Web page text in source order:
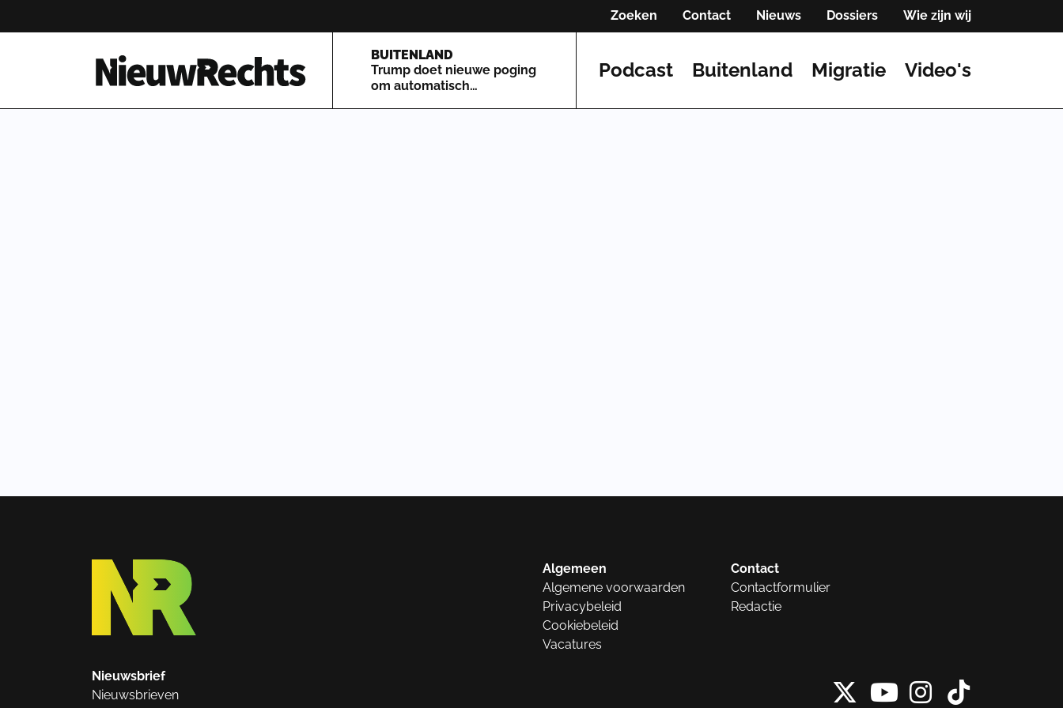
Zoeken Contact Nieuws Dossiers Wie zijn wij
Homepage van NieuwRechts
BUITENLAND
Trump doet nieuwe poging
om automatisch
Podcast Buitenland Migratie Video's
Algemeen
Algemene voorwaarden
Privacybeleid
Cookiebeleid
Vacatures
Contact
Contactformulier
Redactie
Nieuwsbrief
Nieuwsbrieven
X vanInstagram
Tiktok